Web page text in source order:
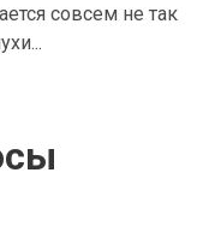
совсем не так